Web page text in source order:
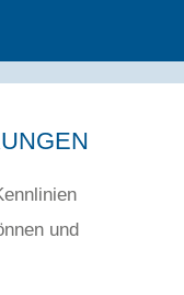
und